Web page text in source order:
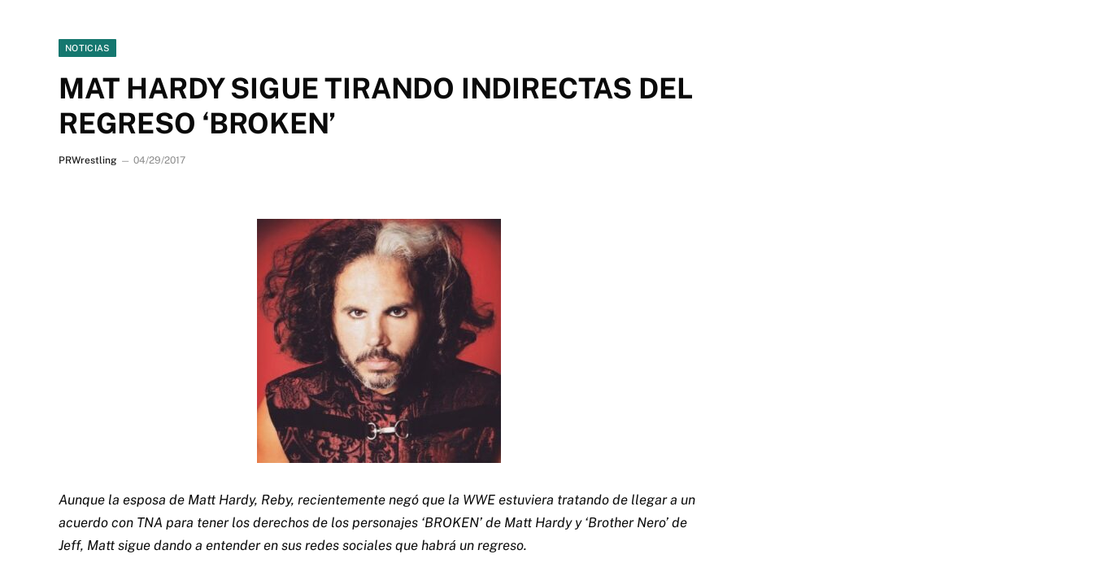
NOTICIAS
MAT HARDY SIGUE TIRANDO INDIRECTAS DEL
REGRESO ‘BROKEN’
PRWrestling 04/29/2017
Aunque la esposa de Matt Hardy, Reby, recientemente negó que la WWE estuviera tratando de llegar a un
acuerdo con TNA para tener los derechos de los personajes ‘BROKEN’ de Matt Hardy y ‘Brother Nero’ de
Jeff, Matt sigue dando a entender en sus redes sociales que habrá un regreso.